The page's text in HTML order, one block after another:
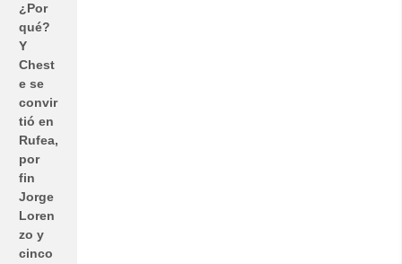
¿Por
qué?
Y
Chest
e se
convir
tió en
Rufea,
por
fin
Jorge
Loren
zo y
cinco